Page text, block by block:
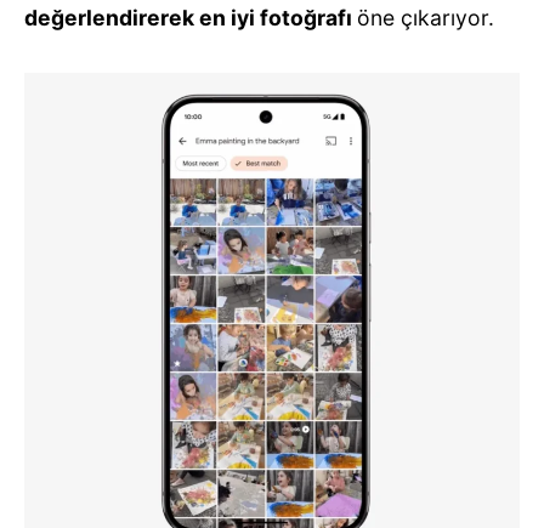
değerlendirerek en iyi fotoğrafı öne çıkarıyor.